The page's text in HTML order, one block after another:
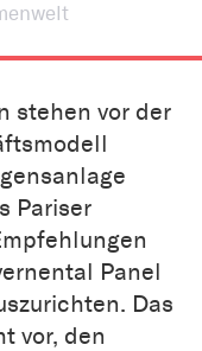
stehen vor der
Pariser
Panel
Das
vor, den